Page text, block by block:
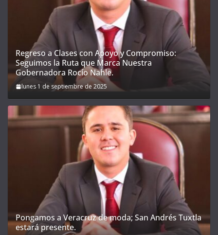
Regreso a Clases con Apoyo y Compromiso:
Seguimos la Ruta que Marca Nuestra
Gobernadora Rocío Nahle.
lunes 1 de septiembre de 2025
Pongamos a Veracruz de moda; San Andrés Tuxtla
estará presente.